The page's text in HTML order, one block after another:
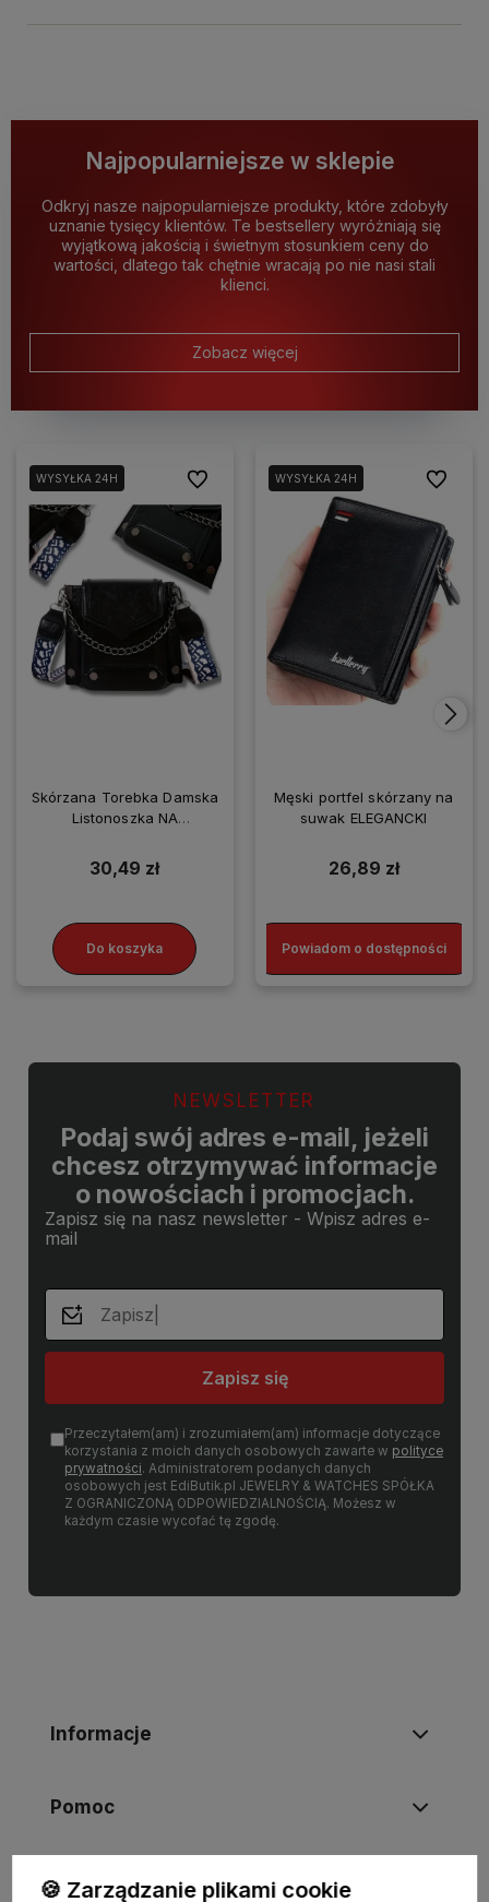
Najpopularniejsze w sklepie
Odkryj nasze najpopularniejsze produkty, które zdobyły
uznanie tysięcy klientów. Te bestsellery wyróżniają się
wyjątkową jakością i świetnym stosunkiem ceny do
wartości, dlatego tak chętnie wracają po nie nasi stali
klienci.
Zobacz więcej
WYSYŁKA 24H
Skórzana Torebka Damska
Listonoszka NA
30,49 zł
Do koszyka
Do ulubionychWYSYŁKA 24H
Męski portfel skórzany na
suwak ELEGANCKI
26,89 zł
Powiadom o dostępności
Do
NEWSLETTER
Podaj swój adres e-mail, jeżeli
chcesz otrzymywać informacje
o nowościach i promocjach.
Zapisz się na nasz newsletter - Wpisz adres e-
mail
Zapisz się
Przeczytałem(am) i zrozumiałem(am) informacje dotyczące
korzystania z moich danych osobowych zawarte w polityce
prywatności. Administratorem podanych danych
osobowych jest EdiButik.pl JEWELRY & WATCHES SPÓŁKA
Z OGRANICZONĄ ODPOWIEDZIALNOŚCIĄ. Możesz w
każdym czasie wycofać tę zgodę.
Informacje
Pomoc
Moje konto
🍪 Zarządzanie plikami cookie